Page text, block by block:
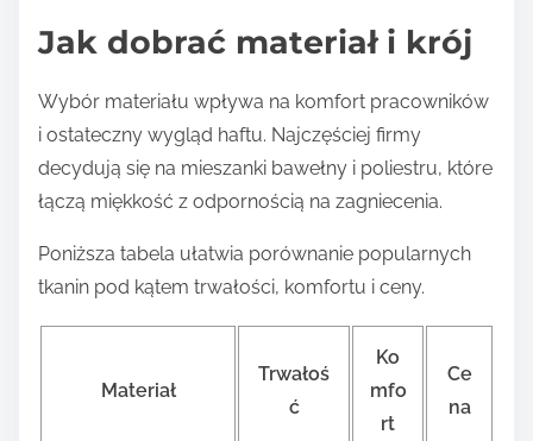
Jak dobrać materiał i krój
Wybór materiału wpływa na komfort pracowników
i ostateczny wygląd haftu. Najczęściej firmy
decydują się na mieszanki bawełny i poliestru, które
łączą miękkość z odpornością na zagniecenia.
Poniższa tabela ułatwia porównanie popularnych
tkanin pod kątem trwałości, komfortu i ceny.
Materiał
Trwałoś
ć
Ko
mfo
rt
Ce
na